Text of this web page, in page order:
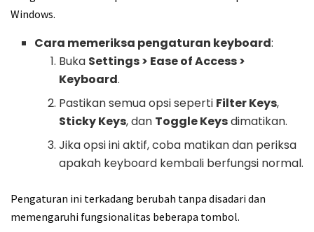
Windows.
Cara memeriksa pengaturan keyboard:
Buka Settings > Ease of Access >
Keyboard.
Pastikan semua opsi seperti Filter Keys,
Sticky Keys, dan Toggle Keysdimatikan.
Jika opsi ini aktif, coba matikan dan periksa
apakah keyboard kembali berfungsi normal.
Pengaturan ini terkadang berubah tanpa disadari dan
memengaruhi fungsionalitas beberapa tombol.